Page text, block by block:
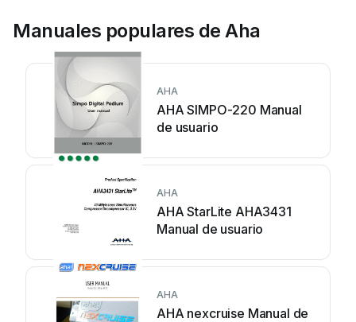
Manuales populares de Aha
AHA
AHA SIMPO-220 Manual
de usuario
AHA
AHA StarLite AHA3431
Manual de usuario
AHA
AHA nexcruise Manual de